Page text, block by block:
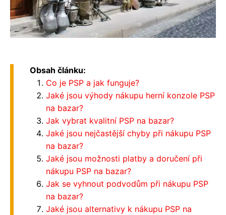
Obsah článku:
Co je PSP a jak funguje?
Jaké jsou výhody nákupu herní konzole PSP
na bazar?
Jak vybrat kvalitní PSP na bazar?
Jaké jsou nejčastější chyby při nákupu PSP
na bazar?
Jaké jsou možnosti platby a doručení při
nákupu PSP na bazar?
Jak se vyhnout podvodům při nákupu PSP
na bazar?
Jaké jsou alternativy k nákupu PSP na